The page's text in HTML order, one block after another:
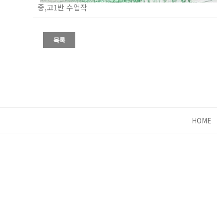
중,고1반 수업작
HOME